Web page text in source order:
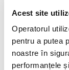
Acest site
Operatorul
pentru a putea
noastre în
performanțele
Valori
Valoare
Grăsimi: